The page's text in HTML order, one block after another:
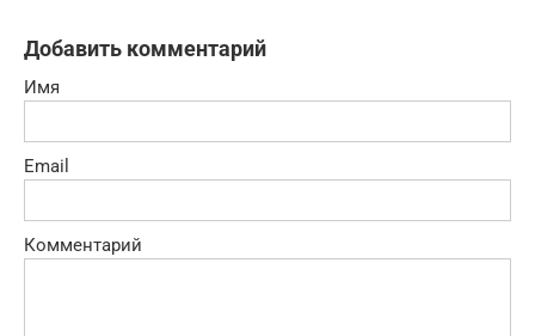
Добавить комментарий
Имя
Email
Комментарий